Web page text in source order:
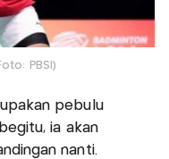
PBSI)
pebulu
ia akan
nanti.